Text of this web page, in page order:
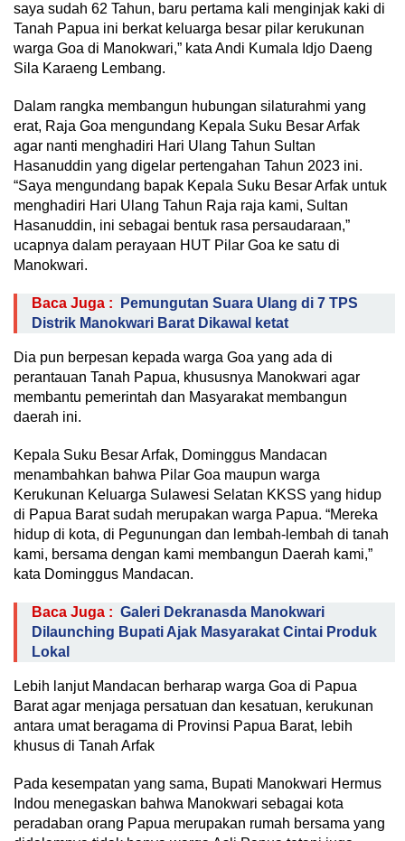
saya sudah 62 Tahun, baru pertama kali menginjak kaki di
Tanah Papua ini berkat keluarga besar pilar kerukunan
warga Goa di Manokwari,” kata Andi Kumala Idjo Daeng
Sila Karaeng Lembang.
Dalam rangka membangun hubungan silaturahmi yang
erat, Raja Goa mengundang Kepala Suku Besar Arfak
agar nanti menghadiri Hari Ulang Tahun Sultan
Hasanuddin yang digelar pertengahan Tahun 2023 ini.
“Saya mengundang bapak Kepala Suku Besar Arfak untuk
menghadiri Hari Ulang Tahun Raja raja kami, Sultan
Hasanuddin, ini sebagai bentuk rasa persaudaraan,”
ucapnya dalam perayaan HUT Pilar Goa ke satu di
Manokwari.
Baca Juga :
Pemungutan Suara Ulang di 7 TPS
Distrik Manokwari Barat Dikawal ketat
Dia pun berpesan kepada warga Goa yang ada di
perantauan Tanah Papua, khususnya Manokwari agar
membantu pemerintah dan Masyarakat membangun
daerah ini.
Kepala Suku Besar Arfak, Dominggus Mandacan
menambahkan bahwa Pilar Goa maupun warga
Kerukunan Keluarga Sulawesi Selatan KKSS yang hidup
di Papua Barat sudah merupakan warga Papua. “Mereka
hidup di kota, di Pegunungan dan lembah-lembah di tanah
kami, bersama dengan kami membangun Daerah kami,”
kata Dominggus Mandacan.
Baca Juga : Galeri Dekranasda Manokwari
Dilaunching Bupati Ajak Masyarakat Cintai Produk
Lokal
Lebih lanjut Mandacan berharap warga Goa di Papua
Barat agar menjaga persatuan dan kesatuan, kerukunan
antara umat beragama di Provinsi Papua Barat, lebih
khusus di Tanah Arfak
Pada kesempatan yang sama, Bupati Manokwari Hermus
Indou menegaskan bahwa Manokwari sebagai kota
peradaban orang Papua merupakan rumah bersama yang